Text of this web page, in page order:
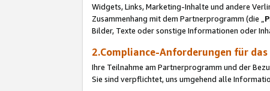
Widgets, Links, Marketing-Inhalte und andere
Zusammenhang mit dem Partnerprogramm (die „
Bilder, Texte oder sonstige Informationen oder
2.Compliance-Anforderungen für
Ihre Teilnahme am Partnerprogramm und der
Sie sind verpflichtet, uns umgehend alle